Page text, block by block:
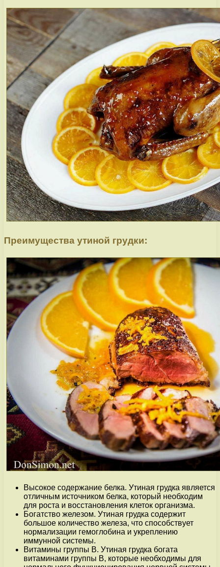
Преимущества утиной грудки:
Высокое содержание белка. Утиная грудка является
отличным источником белка, который необходим
для роста и восстановления клеток организма.
Богатство железом. Утиная грудка содержит
большое количество железа, что способствует
нормализации гемоглобина и укреплению
иммунной системы.
Витамины группы В. Утиная грудка богата
витаминами группы В, которые необходимы для